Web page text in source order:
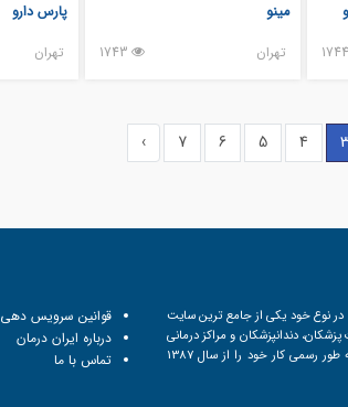
مینو
تهران 1743
پارس دارو
تهران
3
4
5
6
7
›
در نوع خود یکی از جامع ترین سایت
دندانپزشکان و مراکز درمانی
است. این سایت به طور رسمی کار خود را از سال 1387
قوانین سرویس دهی
درباره ایران درمان
تماس با ما